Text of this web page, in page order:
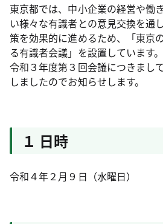
東京都では、中小企業の経営や働
い様々な有識者との意見交換を通
策を効果的に進めるため、「東京
る有識者会議」を設置しています。
令和３年度第３回会議につきまし
しましたのでお知らせします。
１ 日時
令和４年２月９日（水曜日）